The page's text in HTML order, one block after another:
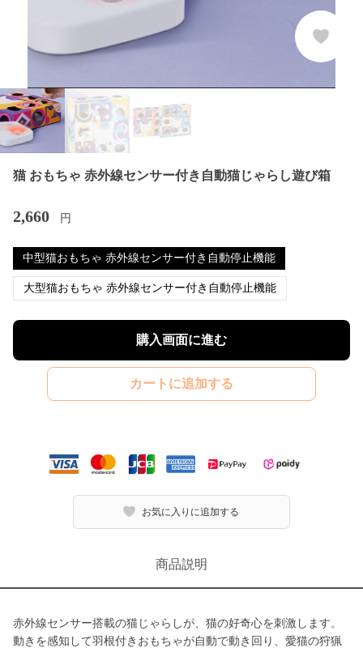
猫 おもちゃ 赤外線センサー付き自動猫じゃらし遊び箱
2,660 円
中型猫おもちゃ 赤外線センサー付き自動停止機能
大型猫おもちゃ 赤外線センサー付き自動停止機能
購入画面に進む
カートに追加する
お気に入りに追加する
商品説明
赤外線センサー搭載の猫じゃらしが、猫の好奇心を刺激します。
動きを感知して羽根付きおもちゃが自動で動き回り、愛猫の狩猟